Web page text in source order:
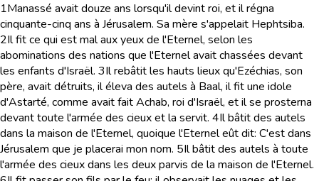
1Manassé avait douze ans lorsqu'il devint roi, et il régna
cinquante-cinq ans à Jérusalem. Sa mère s'appelait Hephtsiba.
2Il fit ce qui est mal aux yeux de l'Eternel, selon les
abominations des nations que l'Eternel avait chassées devant
les enfants d'Israël. 3Il rebâtit les hauts lieux qu'Ezéchias, son
père, avait détruits, il éleva des autels à Baal, il fit une idole
d'Astarté, comme avait fait Achab, roi d'Israël, et il se prosterna
devant toute l'armée des cieux et la servit. 4Il bâtit des autels
dans la maison de l'Eternel, quoique l'Eternel eût dit: C'est dans
Jérusalem que je placerai mon nom. 5Il bâtit des autels à toute
l'armée des cieux dans les deux parvis de la maison de l'Eternel.